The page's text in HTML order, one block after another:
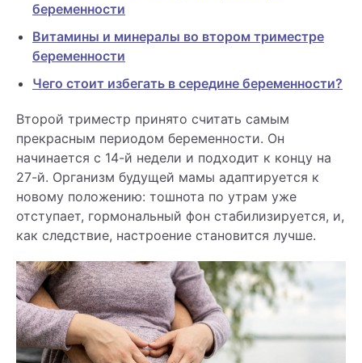
беременности
Витамины и минералы во втором триместре
беременности
Чего стоит избегать в середине беременности?
Второй триместр принято считать самым
прекрасным периодом беременности. Он
начинается с 14-й недели и подходит к концу на
27-й. Организм будущей мамы адаптируется к
новому положению: тошнота по утрам уже
отступает, гормональный фон стабилизируется, и,
как следствие, настроение становится лучше.